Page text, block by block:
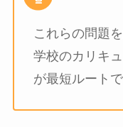
これらの問題
学校のカリキ
が最短ルートで